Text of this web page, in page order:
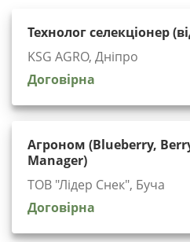
Технолог селекціонер
KSG AGRO, Дніпро
Договірна
Агроном (Blueberry,
Manager)
ТОВ "Лідер Снек", Буча
Договірна